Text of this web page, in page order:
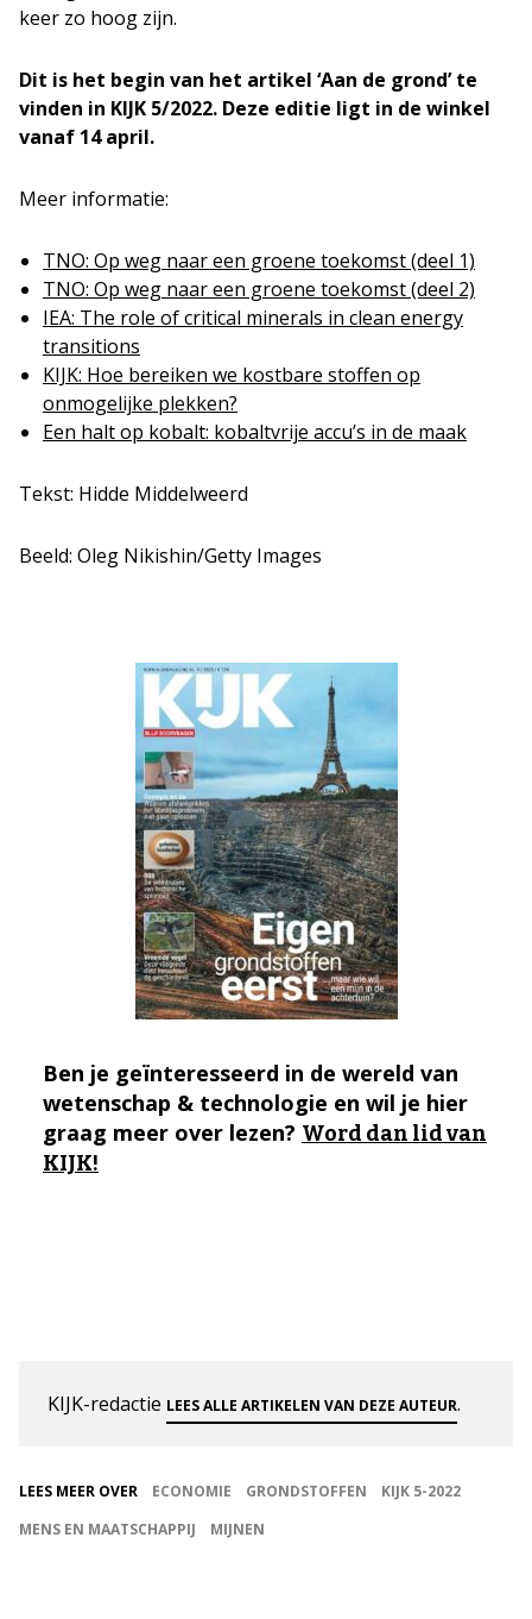
keer zo hoog zijn.
Dit is het begin van het artikel ‘Aan de grond’ te
vinden in KIJK 5/2022. Deze editie ligt in de winkel
vanaf 14 april.
Meer informatie:
TNO: Op weg naar een groene toekomst (deel 1)
TNO: Op weg naar een groene toekomst (deel 2)
IEA: The role of critical minerals in clean energy
transitions
KIJK: Hoe bereiken we kostbare stoffen op
onmogelijke plekken?
Een halt op kobalt: kobaltvrije accu’s in de maak
Tekst: Hidde Middelweerd
Beeld: Oleg Nikishin/Getty Images
Ben je geïnteresseerd in de wereld van
wetenschap & technologie en wil je hier
graag meer over lezen? Word dan lid van
KIJK!
KIJK-redactie LEES ALLE ARTIKELEN VAN DEZE AUTEUR.
LEES MEER OVER ECONOMIE GRONDSTOFFEN
KIJK 5-2022
MENS EN MAATSCHAPPIJ
MIJNEN